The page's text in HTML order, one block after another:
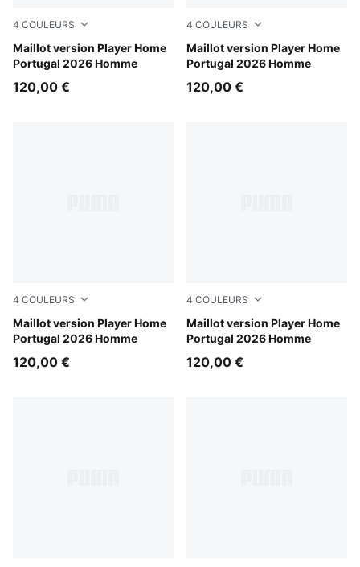
4 COULEURS
Maillot version Player Home
Portugal 2026 Homme
Club Red-Green Lagoon-V
120,00 €
4 COULEURS
Maillot version Player Home
Portugal 2026 Homme
Club Red-Green Lagoon-NM
120,00 €
4 COULEURS
Maillot version Player Home
Portugal 2026 Homme
Club Red-Green Lagoon-BF
120,00 €
4 COULEURS
Maillot version Player Home
Portugal 2026 Homme
Club Red-Green Lagoon-RL
120,00 €